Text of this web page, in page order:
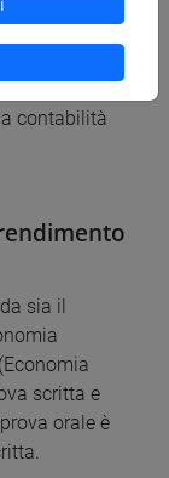
contabilità
sia il
scritta e
orale è